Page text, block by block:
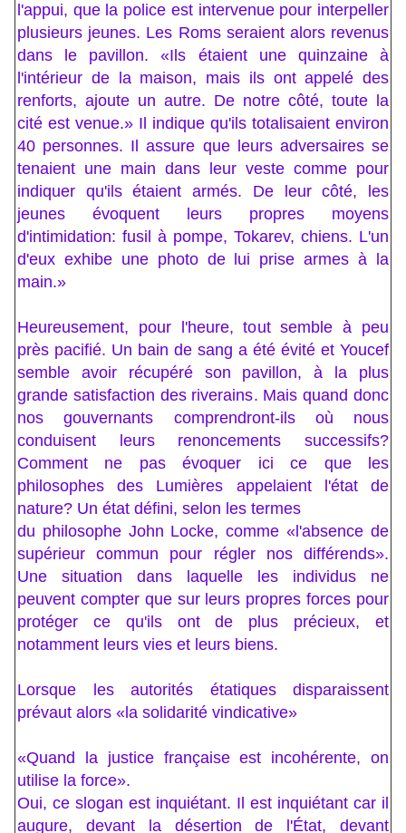
l'appui, que la police est intervenue pour interpeller
plusieurs jeunes. Les Roms seraient alors revenus
dans le pavillon. «Ils étaient une quinzaine à
l'intérieur de la maison, mais ils ont appelé des
renforts, ajoute un autre. De notre côté, toute la
cité est venue.» Il indique qu'ils totalisaient environ
40 personnes. Il assure que leurs adversaires se
tenaient une main dans leur veste comme pour
indiquer qu'ils étaient armés. De leur côté, les
jeunes évoquent leurs propres moyens
d'intimidation: fusil à pompe, Tokarev, chiens. L'un
d'eux exhibe une photo de lui prise armes à la
main.»
Heureusement, pour l'heure, tout semble à peu
près pacifié. Un bain de sang a été évité et Youcef
semble avoir récupéré son pavillon, à la plus
grande satisfaction des riverains. Mais quand donc
nos gouvernants comprendront-ils où nous
conduisent leurs renoncements successifs?
Comment ne pas évoquer ici ce que les
philosophes des Lumières appelaient l'état de
nature? Un état défini, selon les termes
du philosophe John Locke, comme «l'absence de
supérieur commun pour régler nos différends».
Une situation dans laquelle les individus ne
peuvent compter que sur leurs propres forces pour
protéger ce qu'ils ont de plus précieux, et
notamment leurs vies et leurs biens.
Lorsque les autorités étatiques disparaissent
prévaut alors «la solidarité vindicative»
«Quand la justice française est incohérente, on
utilise la force».
Oui, ce slogan est inquiétant. Il est inquiétant car il
augure, devant la désertion de l'État, devant